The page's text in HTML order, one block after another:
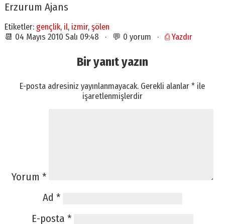
Erzurum Ajans
Etiketler: gençlik, il, izmir, şölen
📆 04 Mayıs 2010 Salı 09:48 · 💬 0 yorum · ⎙ Yazdır
Bir yanıt yazın
E-posta adresiniz yayınlanmayacak. Gerekli alanlar* ile
işaretlenmişlerdir
Yorum *
Ad *
E-posta *